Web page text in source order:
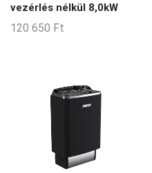
vezérlés nélkül 8,0kW
120 650 Ft